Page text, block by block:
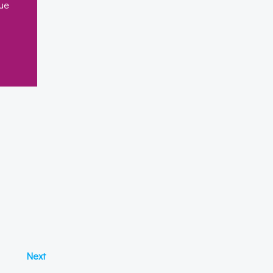
Posts
Next